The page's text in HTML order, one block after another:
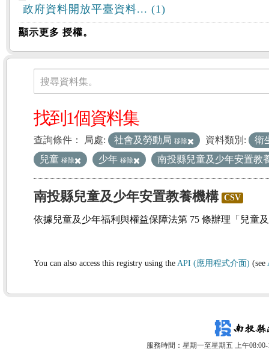
政府資料開放平臺資料... (1)
顯示更多 授權。
資料集
搜尋資料集。
找到1個資料集
查詢條件： 局處: 社會及勞動局 移除 資料類別:
衛
兒童 移除 少年 移除 南投縣兒童及少年安置教
南投縣兒童及少年安置教養機構 CSV
依據兒童及少年福利與權益保障法第 75 條辦理「兒童
You can also access this registry using the API (應用程式介面) (see
服務時間：星期一至星期五 上午